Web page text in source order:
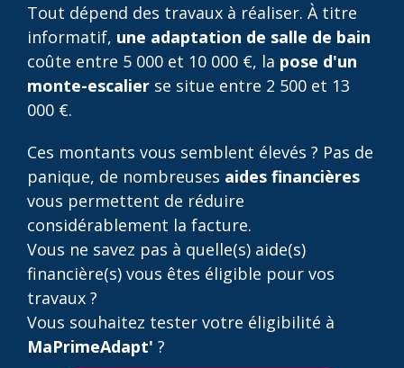
Tout dépend des travaux à réaliser. À titre
informatif, une adaptation de salle de bain
coûte entre 5 000 et 10 000 €, la pose d'un
monte-escalier se situe entre 2 500 et 13
000 €.
Ces montants vous semblent élevés ? Pas de
panique, de nombreuses aides financières
vous permettent de réduire
considérablement la facture.
Vous ne savez pas à quelle(s) aide(s)
financière(s) vous êtes éligible pour vos
travaux ?
Vous souhaitez tester votre éligibilité à
MaPrimeAdapt' ?